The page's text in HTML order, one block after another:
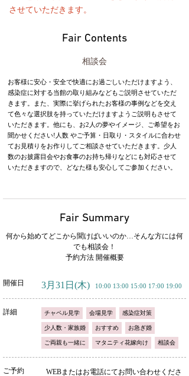
させていただきます。
Fair Contents
相談会
お客様に安心・安全で快適にお過ごしいただけますよう、
感染症に対する当館の取り組みなどもご説明させていただ
きます。また、実際に挙げられたお客様の事例などを交え
て色々な選択肢を持っていただけますようご説明もさせて
いただきます。他にも、お2人の夢やイメージ、ご希望をお
聞かせください!人数 やご予算・日取り・スタイルに合わせ
てお見積りをお作りしてご相談させていただきます。少人
数のお披露目会やお食事のお持ち帰りなどにも対応させて
いただきますので、どなた様も安心してご参加ください。
Fair Summary
何から始めてどこから聞けばいいのか…そんな方には何
でも相談会！
予約方法 開催概要
開催日 3月31日 (木) 10:00 13:00 15:00 17:00 19:00
詳細 チャペル見学 会場見学 感染症対策
少人数・家族婚 おすすめ お急ぎ婚
ご両親も一緒に マタニティ花嫁向け 相談会
ご予約
WEBまたはお電話にてお問い合わせくださ